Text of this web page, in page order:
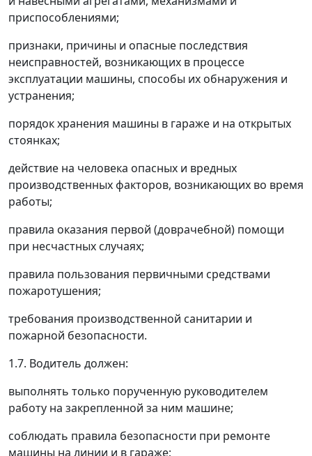
приспособлениями;
признаки, причины и опасные последствия
неисправностей, возникающих в процессе
эксплуатации машины, способы их обнаружения и
устранения;
порядок хранения машины в гараже и на открытых
стоянках;
действие на человека опасных и вредных
производственных факторов, возникающих во время
работы;
правила оказания первой (доврачебной) помощи
при несчастных случаях;
правила пользования первичными средствами
пожаротушения;
требования производственной санитарии и
пожарной безопасности.
1.7. Водитель должен:
выполнять только порученную руководителем
работу на закрепленной за ним машине;
соблюдать правила безопасности при ремонте
машины на линии и в гараже;